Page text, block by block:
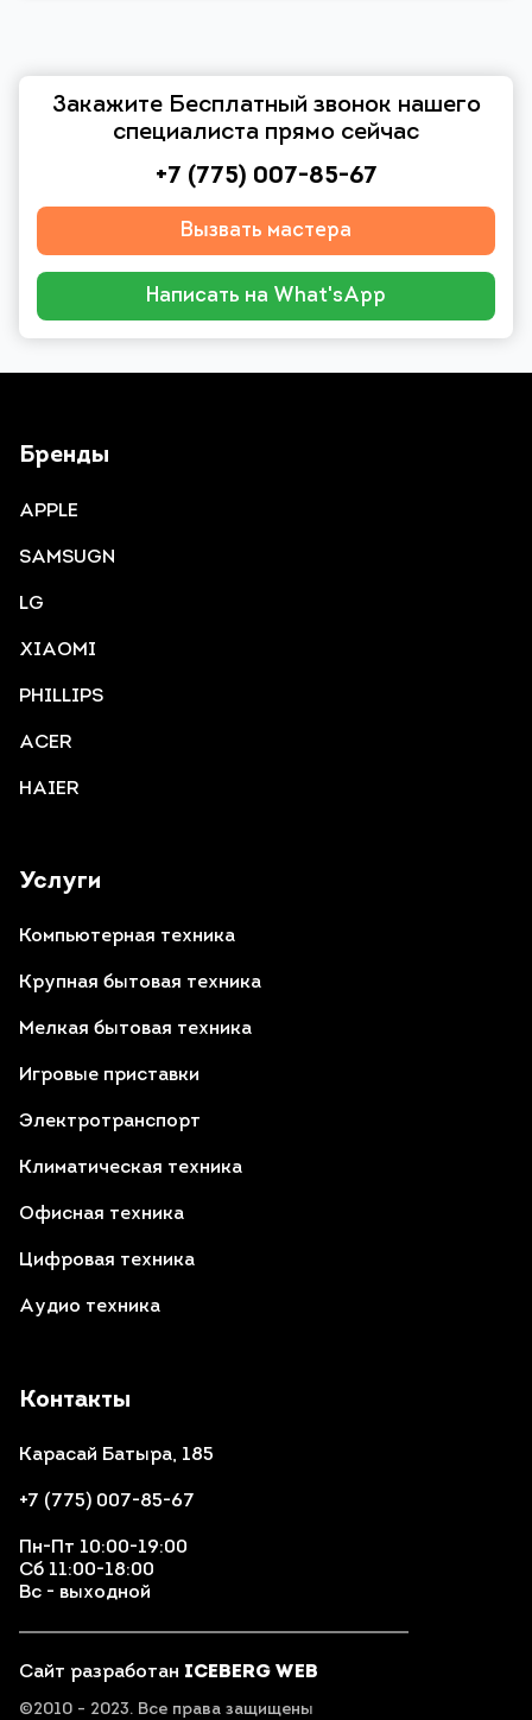
Закажите Бесплатный звонок нашего
специалиста прямо сейчас
+7 (775) 007-85-67
Вызвать мастера
Написать на What'sApp
Контакты
Карасай Батыра, 185
+7 (775) 007-85-67
Пн-Пт 10:00-19:00
Сб 11:00-18:00
Вс - выходной
Сайт разработан ICEBERG WEB
©2010 - 2023. Все права защищены
Услуги
Компьютерная техника
Крупная бытовая техника
Мелкая бытовая техника
Игровые приставки
Электротранспорт
Климатическая техника
Офисная техника
Цифровая техника
Аудио техника
Бренды
APPLE
SAMSUGN
LG
XIAOMI
PHILLIPS
ACER
HAIER